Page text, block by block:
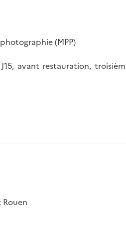
(MPP)
avant restauration,
Rouen